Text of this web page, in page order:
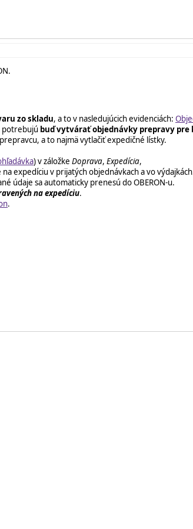
zo skladu, a to v nasledujúcich evidenciách:
potrebujú buď vytvárať objednávky prepravy
a to najmä vytlačiť expedičné lístky.
) v záložke Doprava, Expedícia,
expedíciu v prijatých objednávkach a vo
údaje sa automaticky prenesú do OBERON-u.
na expedíciu.
.